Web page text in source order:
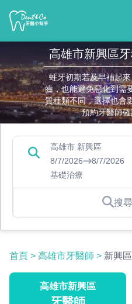
高雄市新興區
蛀牙初期若及早補起
齒，也能避免惡化到需
質種類不同，選擇也會
預約牙醫師
高雄市 新興區
8/7/2026
8/7/2026
基礎治療
搜
首頁 > 高雄市牙醫師 > 新興
高雄市新興區